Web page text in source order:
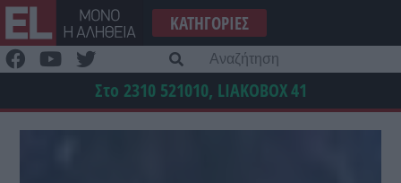
Μετάβαση
στο
περιεχόμενο
ΚΑΤΗΓΟΡΊΕΣ
Στο 2310 521010, LIAKOBOX41